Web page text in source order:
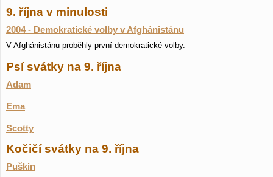
9. října v minulosti
2004 - Demokratické volby v Afghánistánu
V Afghánistánu proběhly první demokratické volby.
Psí svátky na 9. října
Adam
Ema
Scotty
Kočičí svátky na 9. října
Puškin